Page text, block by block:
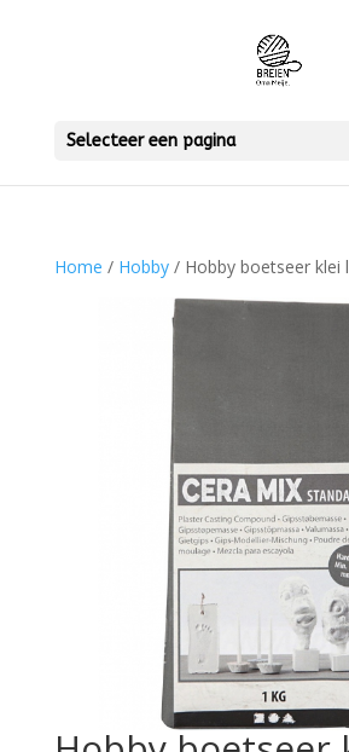
Selecteer een pagina
Home / Hobby/ Hobby boetseer klei